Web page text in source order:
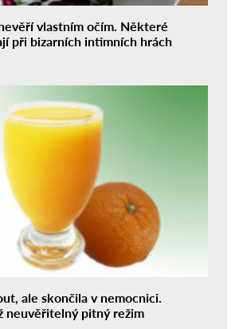
vlastním očím. Některé
při bizarních intimních hrách
ale skončila v nemocnici.
neuvěřitelný pitný režim